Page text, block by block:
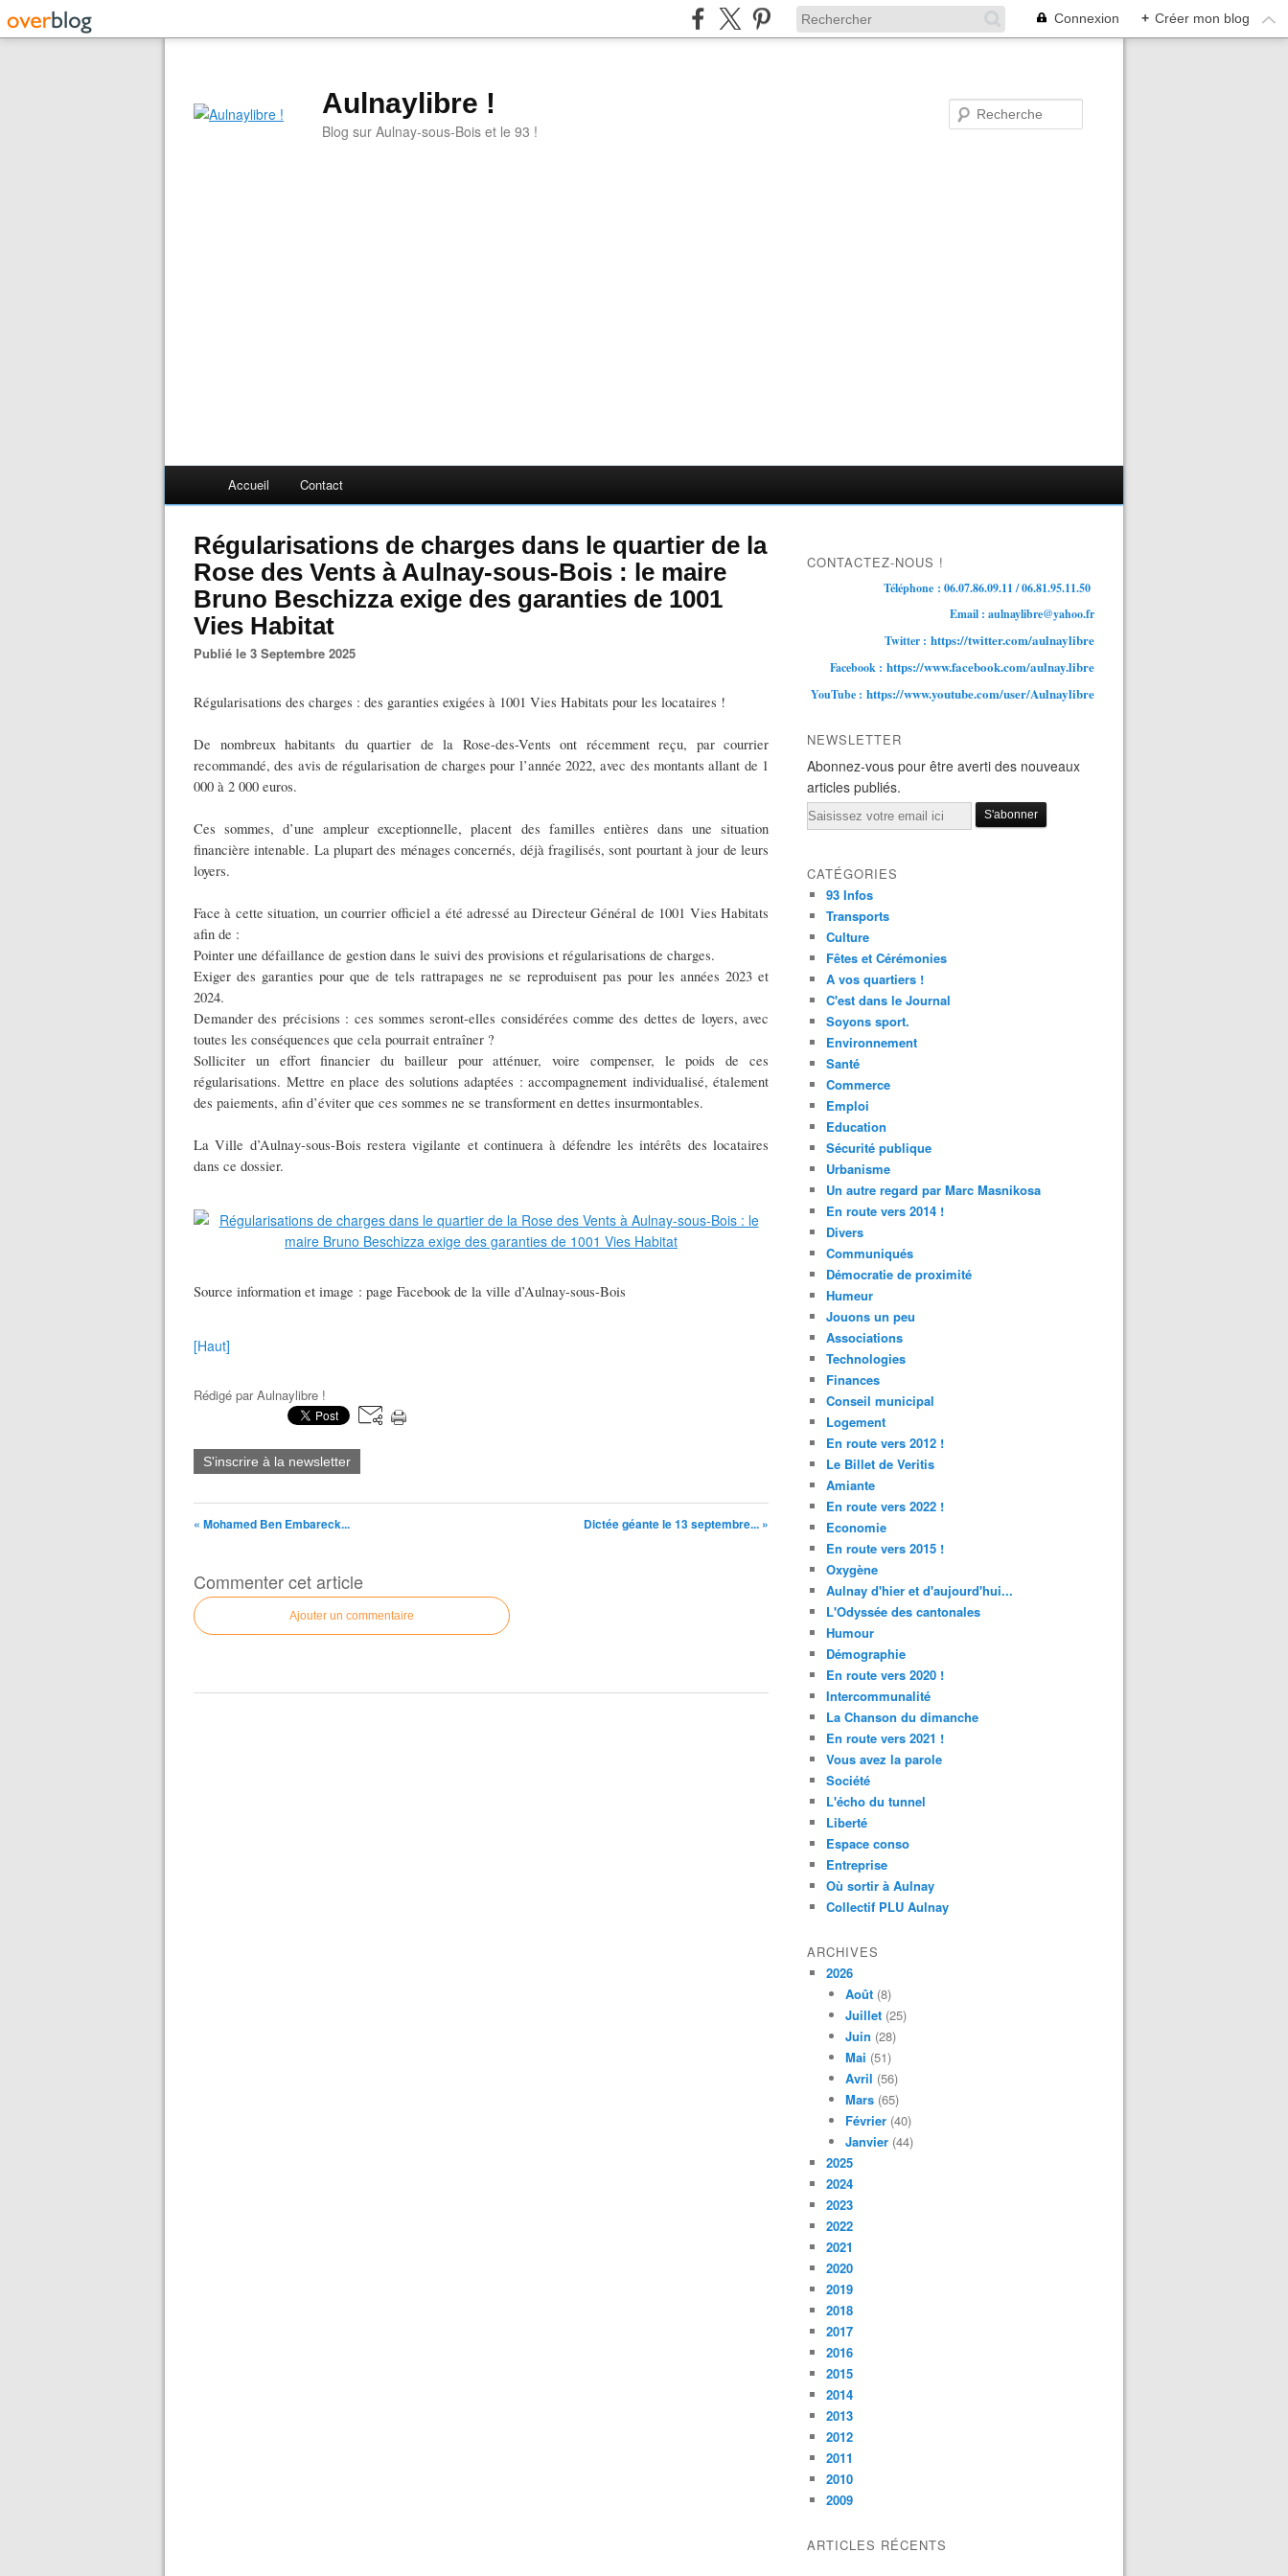
Connexion + Créer mon blog
Aulnaylibre !
Blog sur Aulnay-sous-Bois et le 93 !
Accueil Contact
Régularisations de charges dans le quartier de la
Rose des Vents à Aulnay-sous-Bois : le maire
Bruno Beschizza exige des garanties de 1001
Vies Habitat
Publié le 3 Septembre 2025
Régularisations des charges : des garanties exigées à 1001 Vies Habitats pour les locataires !
De nombreux habitants du quartier de la Rose-des-Vents ont récemment reçu, par courrier
recommandé, des avis de régularisation de charges pour l’année 2022, avec des montants allant de 1
000 à 2 000 euros.
Ces sommes, d’une ampleur exceptionnelle, placent des familles entières dans une situation
financière intenable. La plupart des ménages concernés, déjà fragilisés, sont pourtant à jour de leurs
loyers.
Face à cette situation, un courrier officiel a été adressé au Directeur Général de 1001 Vies Habitats
afin de :
Pointer une défaillance de gestion dans le suivi des provisions et régularisations de charges.
Exiger des garanties pour que de tels rattrapages ne se reproduisent pas pour les années 2023 et
2024.
Demander des précisions : ces sommes seront-elles considérées comme des dettes de loyers, avec
toutes les conséquences que cela pourrait entraîner ?
Solliciter un effort financier du bailleur pour atténuer, voire compenser, le poids de ces
régularisations. Mettre en place des solutions adaptées : accompagnement individualisé, étalement
des paiements, afin d’éviter que ces sommes ne se transforment en dettes insurmontables.
La Ville d’Aulnay-sous-Bois restera vigilante et continuera à défendre les intérêts des locataires
dans ce dossier.
Source information et image : page Facebook de la ville d’Aulnay-sous-Bois
[Haut]
Rédigé parAulnaylibre !
S'inscrire à la newsletter
« Mohamed Ben Embareck... Dictée géante le 13 septembre... »
Commenter cet article
Ajouter un commentaire
CONTACTEZ-NOUS !
Téléphone : 06.07.86.09.11 / 06.81.95.11.50
Email : aulnaylibre@yahoo.fr
Twitter : https://twitter.com/aulnaylibre
Facebook : https://www.facebook.com/aulnay.libre
YouTube : https://www.youtube.com/user/Aulnaylibre
NEWSLETTER
Abonnez-vous pour être averti des nouveaux
articles publiés.
Email
CATÉGORIES
93 Infos
Transports
Culture
Fêtes et Cérémonies
A vos quartiers !
C'est dans le Journal
Soyons sport.
Environnement
Santé
Commerce
Emploi
Education
Sécurité publique
Urbanisme
Un autre regard par Marc Masnikosa
En route vers 2014 !
Divers
Communiqués
Démocratie de proximité
Humeur
Jouons un peu
Associations
Technologies
Finances
Conseil municipal
Logement
En route vers 2012 !
Le Billet de Veritis
Amiante
En route vers 2022 !
Economie
En route vers 2015 !
Oxygène
Aulnay d'hier et d'aujourd'hui...
L'Odyssée des cantonales
Humour
Démographie
En route vers 2020 !
Intercommunalité
La Chanson du dimanche
En route vers 2021 !
Vous avez la parole
Société
L'écho du tunnel
Liberté
Espace conso
Entreprise
Où sortir à Aulnay
Collectif PLU Aulnay
ARCHIVES
2026
Août (8)
Juillet (25)
Juin (28)
Mai (51)
Avril (56)
Mars (65)
Février (40)
Janvier (44)
2025
2024
2023
2022
2021
2020
2019
2018
2017
2016
2015
2014
2013
2012
2011
2010
2009
ARTICLES RÉCENTS